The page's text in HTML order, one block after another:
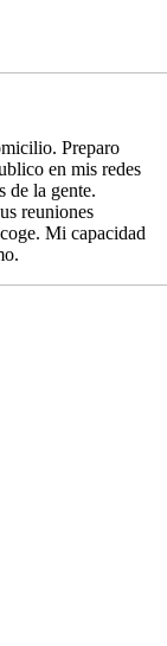
Preparo
en mis redes
de la gente.
reuniones
Mi capacidad